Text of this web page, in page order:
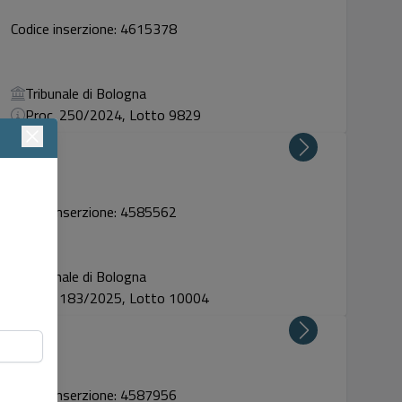
Codice inserzione: 4615378
Tribunale di Bologna
Proc. 250/2024, Lotto 9829
Codice inserzione: 4585562
Tribunale di Bologna
Proc. 183/2025, Lotto 10004
27
Codice inserzione: 4587956